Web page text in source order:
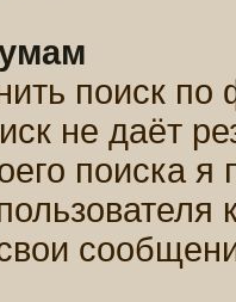
поиск
не даёт
поиска